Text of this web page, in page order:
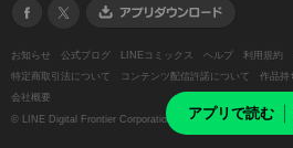
アプリで読む
お知らせ 公式ブログ LINEコミックス ヘルプ 利用規約
特定商取引法について
コンテンツ配信許諾について 作品持
会社概要
© LINE Digital Frontier Corporation